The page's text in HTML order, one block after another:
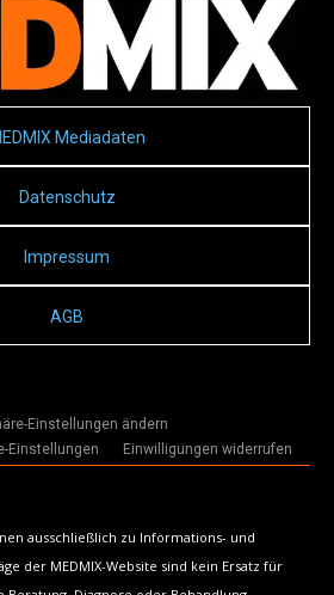
Mediadaten
Datenschutz
Impressum
AGB
Einstellungen ändern
Einstellungen
Einwilligungen widerrufen
ausschließlich zu Informations- und
der MEDMIX-Website sind kein Ersatz für